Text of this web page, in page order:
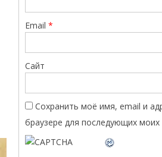
Email*
Сайт
Сохранить моё имя, email и
браузере для последующих